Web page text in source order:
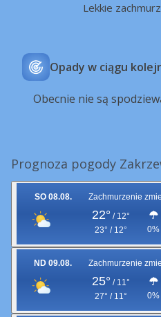
Lekkie
Opady w ciągu
Obecnie nie są
Prognoza pogody
SO 08.08. Zachmurzenie
22° / 12°
23° / 12°
0%
ND 09.08. Zachmurzenie
25° / 11°
27° / 11°
0%